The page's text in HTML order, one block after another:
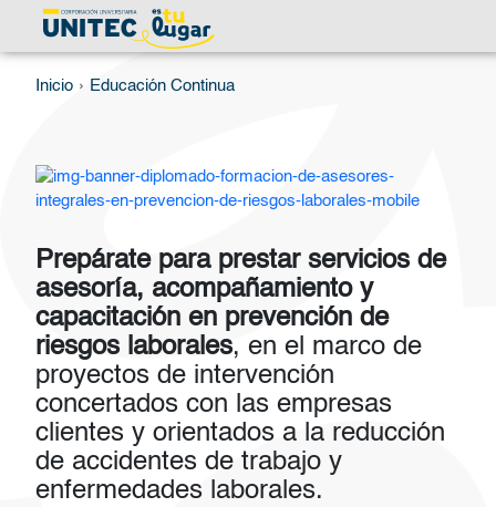
Ruta de navegación
Inicio Educación Continua
Imagen
Prepárate para prestar servicios de
asesoría, acompañamiento y
capacitación en prevención de
riesgos laborales, en el marco de
proyectos de intervención
concertados con las empresas
clientes y orientados a la reducción
de accidentes de trabajo y
enfermedades laborales.